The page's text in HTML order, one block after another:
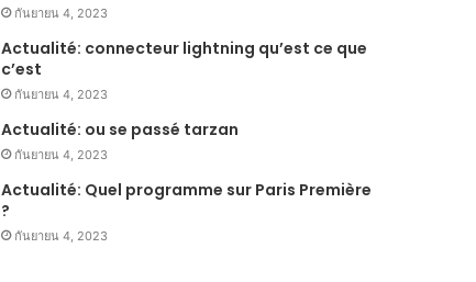
กันยายน 4, 2023
Actualité: connecteur lightning qu’est ce que
c’est
กันยายน 4, 2023
Actualité: ou se passé tarzan
กันยายน 4, 2023
Actualité: Quel programme sur Paris Première
?
กันยายน 4, 2023